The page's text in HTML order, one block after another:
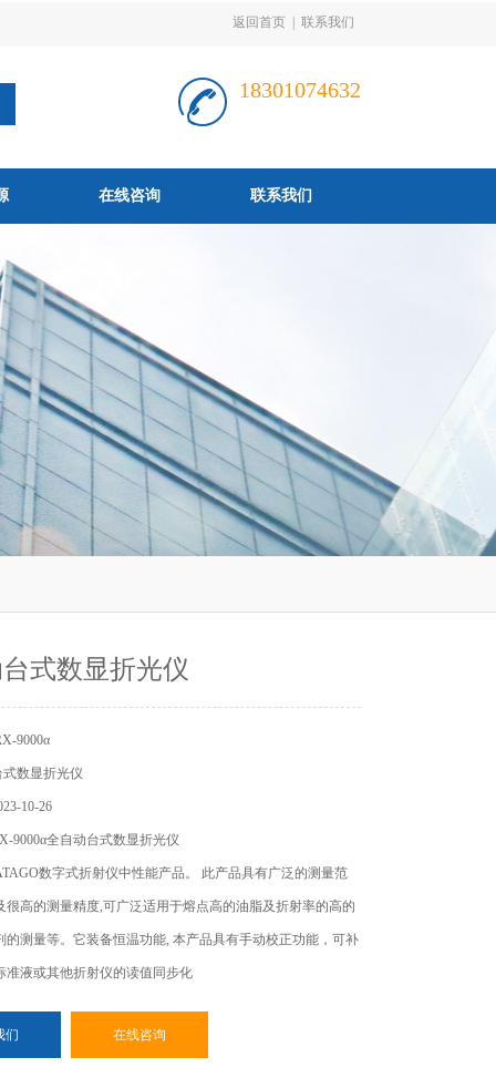
返回首页 联系我们
18301074632
在线咨询 联系我们
式数显折光仪
9000α
数显折光仪
10-26
9000α全自动台式数显折光仪
数字式折射仪中性能产品。 此产品具有广泛的测量范
很高的测量精度,可广泛适用于熔点高的油脂及折射率的高的
的测量等。它装备恒温功能, 本产品具有手动校正功能，可补
准液或其他折射仪的读值同步化
们 在线咨询